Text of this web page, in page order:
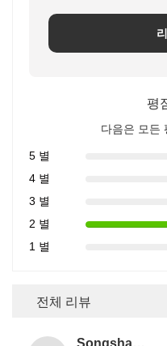
평
다음은 모든
5 별
4 별
3 별
2 별
1 별
전체 리뷰
Songshang